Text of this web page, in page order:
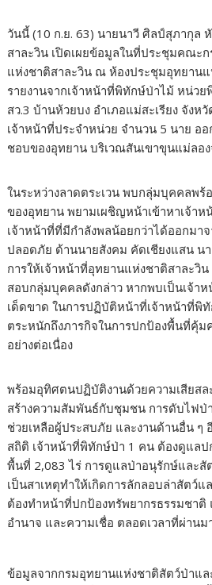
o
k
วันนี้ (10 ก.ย. 63) นายนาวี ศิลป์สุภากุล
สาละวิน เปิดเผยข้อมูลในที่ประชุมคณะ
แห่งชาติสาละวิน ณ ห้องประชุมอุทยานแ
รายงานจากเจ้าหน้าที่พิทักษ์ป่าไม้ หน่ว
สว.3 บ้านห้วยบง อำเภอแม่สะเรียง จัง
เจ้าหน้าที่ประจำหน่วย จำนวน 5 นาย อ
ชอบของอุทยาน บริเวณสันเขาขุนแม่ลอ
ในระหว่างลาดตระเวน พบกลุ่มบุคคลพ
ของอุทยาน พยามเผชิญหน้าเข้าหาเจ้าห
เจ้าหน้าที่ที่มีกำลังพลน้อยกว่าได้ออกมา
ปลอดภัย ด้านนายสังคม คัดเชียงแสน นา
การให้เจ้าหน้าที่อุทยานแห่งชาติสาละวิน
สอบกลุ่มบุคคลดังกล่าว หากพบเป็นเจ้าห
เด็ดขาด ในการปฏิบัติหน้าที่เจ้าหน้าที่พิ
ตระหนักถึงภารกิจในการปกป้องพื้นที่คุ้
อย่างต่อเนื่อง
พร้อมอุทิศตนปฏิบัติงานด้วยความเสียส
สร้างความสัมพันธ์กับชุมชน การดับไฟป่
ช่วยเหลือผู้ประสบภัย และงานด้านอื่น ๆ
สถิติ เจ้าหน้าที่พิทักษ์ป่า 1 คน ต้องดูแล
พื้นที่ 2,083 ไร่ การดูแลป่าอนุรักษ์และ
เป็นสาเหตุทำให้เกิดการลักลอบล่าสัตว์
ต้องทำหน้าที่ปกป้องทรัพยากรธรรมชา
อำนาจ และความเชื่อ ตลอดเวลาที่ผ่านม
ข้อมูลจากกรมอุทยานแห่งชาติสัตว์ป่าแ